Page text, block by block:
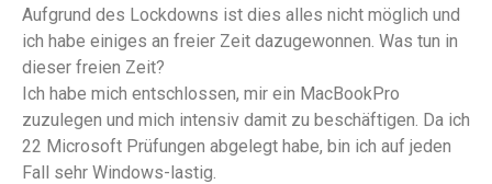
Aufgrund des Lockdowns ist dies alles nicht möglich und
ich habe einiges an freier Zeit dazugewonnen. Was tun in
dieser freien Zeit?
Ich habe mich entschlossen, mir ein MacBookPro
zuzulegen und mich intensiv damit zu beschäftigen. Da ich
22 Microsoft Prüfungen abgelegt habe, bin ich auf jeden
Fall sehr Windows-lastig.